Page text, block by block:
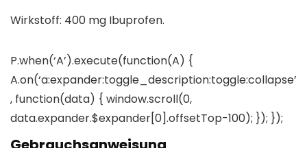
Wirkstoff: 400 mg Ibuprofen.
P.when(‘A’).execute(function(A) {
A.on(‘a:expander:toggle_description:toggle:collapse’
, function(data) { window.scroll(0,
data.expander.$expander[0].offsetTop-100); }); });